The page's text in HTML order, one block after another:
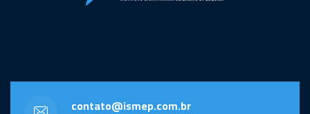
contato@ismep.com.br